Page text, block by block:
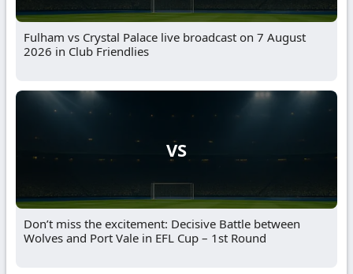
Fulham vs Crystal Palace live broadcast on 7 August
2026 in Club Friendlies
VS
Don’t miss the excitement: Decisive Battle between
Wolves and Port Vale in EFL Cup – 1st Round